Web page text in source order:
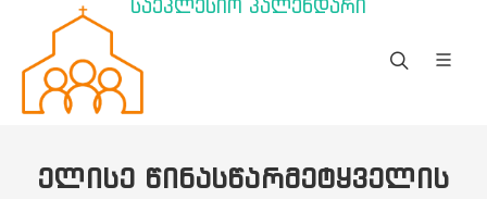
საეკლესიო კალენდარი
ᲔᲚᲘᲡᲔ ᲬᲘᲜᲐᲡᲬᲐᲠᲛᲔᲢᲧᲕᲔᲚᲘᲡ